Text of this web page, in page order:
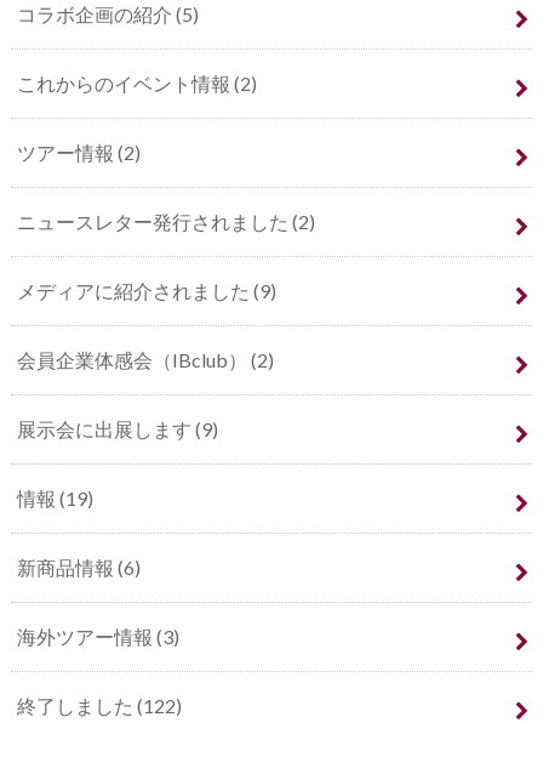
コラボ企画の紹介 (5)
これからのイベント情報 (2)
ツアー情報 (2)
ニュースレター発行されました (2)
メディアに紹介されました (9)
会員企業体感会（IBclub） (2)
展示会に出展します (9)
情報 (19)
新商品情報 (6)
海外ツアー情報 (3)
終了しました (122)